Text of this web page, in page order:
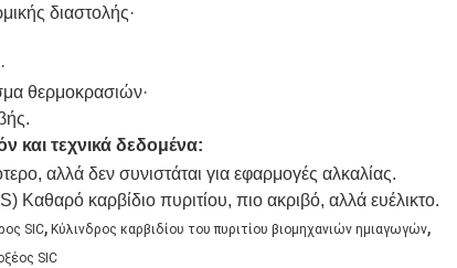
διαστολής·
θερμοκρασιών·
και τεχνικά δεδομένα:
αλλά δεν συνιστάται για εφαρμογές αλκαλίας.
Καθαρό καρβίδιο πυριτίου, πιο ακριβό, αλλά ευέλικτο.
SIC, Κύλινδρος καρβιδίου του πυριτίου βιομηχανιών ημιαγωγών,
SIC